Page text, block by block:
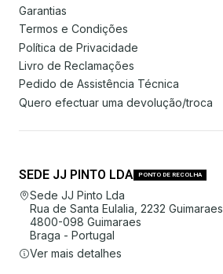
Garantias
Termos e Condições
Política de Privacidade
Livro de Reclamações
Pedido de Assistência Técnica
Quero efectuar uma devolução/troca
SEDE JJ PINTO LDA PONTO DE RECOLHA
Sede JJ Pinto Lda
Rua de Santa Eulalia, 2232 Guimaraes
4800-098 Guimaraes
Braga - Portugal
Ver mais detalhes